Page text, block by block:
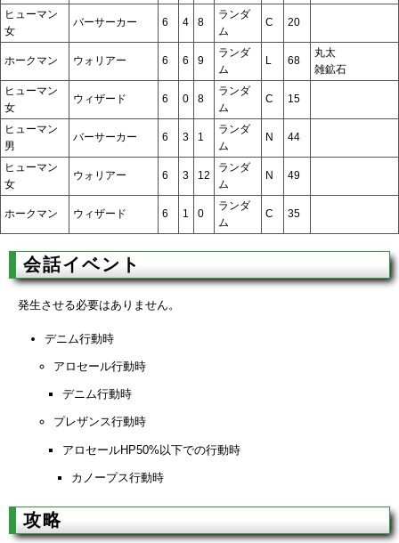
ヒューマン
女
バーサーカー 6 4 8
ランダ
ム
C 20
ホークマン ウォリアー 6 6 9
ランダ
ム
L 68
丸太
雑鉱石
ヒューマン
女
ウィザード 6 0 8
ランダ
ム
C 15
ヒューマン
男
バーサーカー 6 3 1
ランダ
ム
N 44
ヒューマン
女
ウォリアー 6 3 12
ランダ
ム
N 49
ホークマン ウィザード 6 1 0
ランダ
ム
C 35
会話イベント
発生させる必要はありません。
デニム行動時
アロセール行動時
デニム行動時
プレザンス行動時
アロセールHP50%以下での行動時
カノープス行動時
攻略